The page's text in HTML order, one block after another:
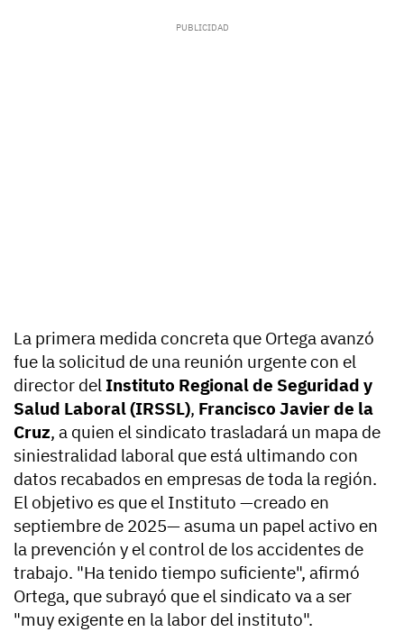
La primera medida concreta que Ortega avanzó
fue la solicitud de una reunión urgente con el
director del Instituto Regional de Seguridad y
Salud Laboral (IRSSL), Francisco Javier de la
Cruz, a quien el sindicato trasladará un mapa de
siniestralidad laboral que está ultimando con
datos recabados en empresas de toda la región.
El objetivo es que el Instituto —creado en
septiembre de 2025— asuma un papel activo en
la prevención y el control de los accidentes de
trabajo. "Ha tenido tiempo suficiente", afirmó
Ortega, que subrayó que el sindicato va a ser
"muy exigente en la labor del instituto".